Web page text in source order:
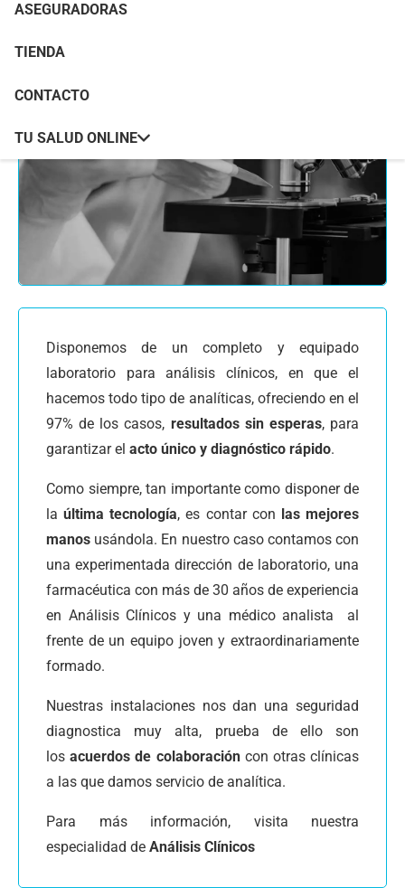
ASEGURADORAS
TIENDA
CONTACTO
TU SALUD ONLINE
Disponemos de un completo y equipado
laboratorio para análisis clínicos, en que el
hacemos todo tipo de analíticas, ofreciendo en el
97% de los casos, resultados sin esperas, para
garantizar el acto único y diagnóstico rápido.
Como siempre, tan importante como disponer de
la última tecnología, es contar con las mejores
manos usándola. En nuestro caso contamos con
una experimentada dirección de laboratorio, una
farmacéutica con más de 30 años de experiencia
en Análisis Clínicos y una médico analista al
frente de un equipo joven y extraordinariamente
formado.
Nuestras instalaciones nos dan una seguridad
diagnostica muy alta, prueba de ello son
losacuerdos de colaboracióncon otras clínicas
a las que damos servicio de analítica.
Para más información, visita nuestra
especialidad de Análisis Clínicos